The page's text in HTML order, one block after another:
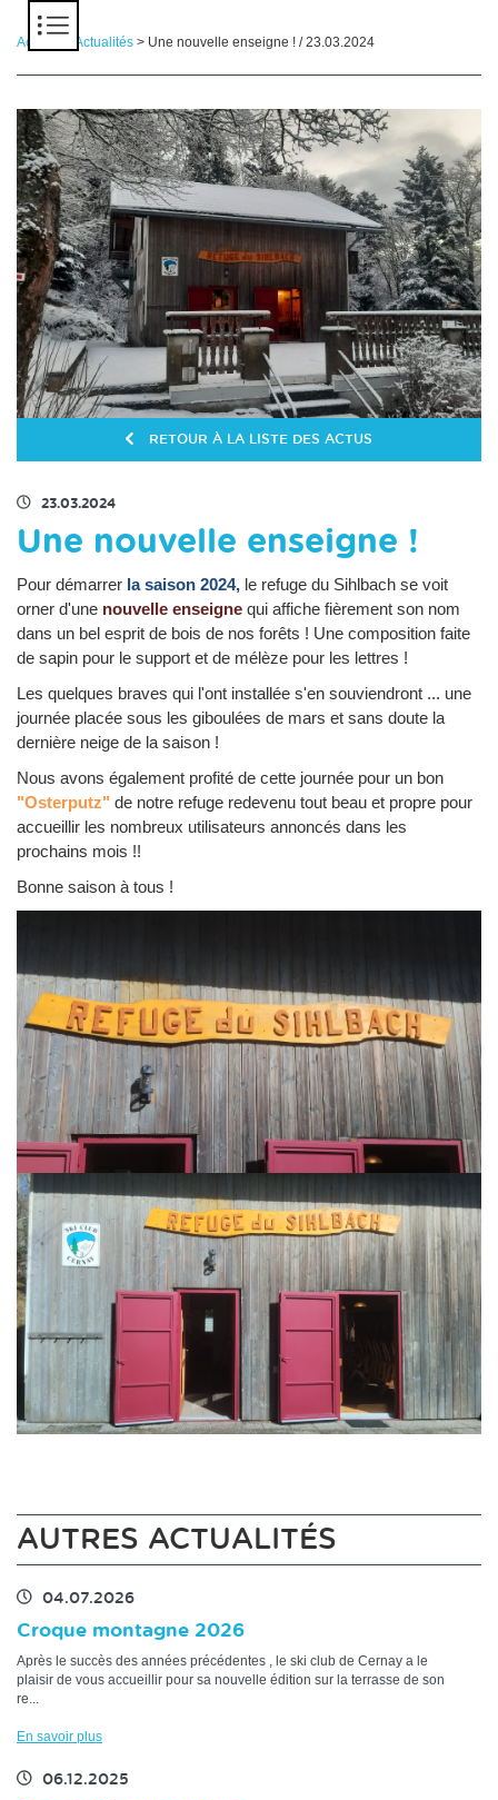
Accueil Actualités > Une nouvelle enseigne ! / 23.03.2024
RETOUR À LA LISTE DES ACTUS
23.03.2024
Une nouvelle enseigne !
Pour démarrer la saison 2024, le refuge du Sihlbach se voit
orner d'une nouvelle enseigne qui affiche fièrement son nom
dans un bel esprit de bois de nos forêts ! Une composition faite
de sapin pour le support et de mélèze pour les lettres !
Les quelques braves qui l'ont installée s'en souviendront ... une
journée placée sous les giboulées de mars et sans doute la
dernière neige de la saison !
Nous avons également profité de cette journée pour un bon
"Osterputz" de notre refuge redevenu tout beau et propre pour
accueillir les nombreux utilisateurs annoncés dans les
prochains mois !!
Bonne saison à tous !
AUTRES ACTUALITÉS
04.07.2026
Croque montagne 2026
Après le succès des années précédentes , le ski club de Cernay a le
plaisir de vous accueillir pour sa nouvelle édition sur la terrasse de son
re...
En savoir plus
06.12.2025